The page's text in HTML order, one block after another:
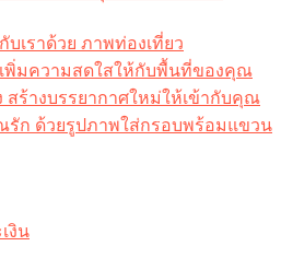
บเราด้วย ภาพท่องเที่ยว
พิ่มความสดใสให้กับพื้นที่ของคุณ
สร้างบรรยากาศใหม่ให้เข้ากับคุณ
รัก ด้วยรูปภาพใส่กรอบพร้อมแขวน​
งิน